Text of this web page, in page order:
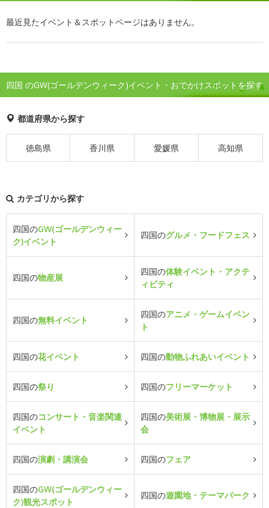
最近見たイベント＆スポットページはありません。
四国 のGW(ゴールデンウィーク)イベント・おでかけスポットを探す
都道府県から探す
徳島県 香川県 愛媛県 高知県
カテゴリから探す
四国のGW(ゴールデンウィー
ク)イベント
四国のグルメ・フードフェス
四国の物産展
四国の体験イベント・アクテ
ィビティ
四国の無料イベント
四国のアニメ・ゲームイベン
ト
四国の花イベント 四国の動物ふれあいイベント
四国の祭り 四国のフリーマーケット
四国のコンサート・音楽関連
イベント
四国の美術展・博物展・展示
会
四国の演劇・講演会 四国のフェア
四国のGW(ゴールデンウィー
ク)観光スポット
四国の遊園地・テーマパーク